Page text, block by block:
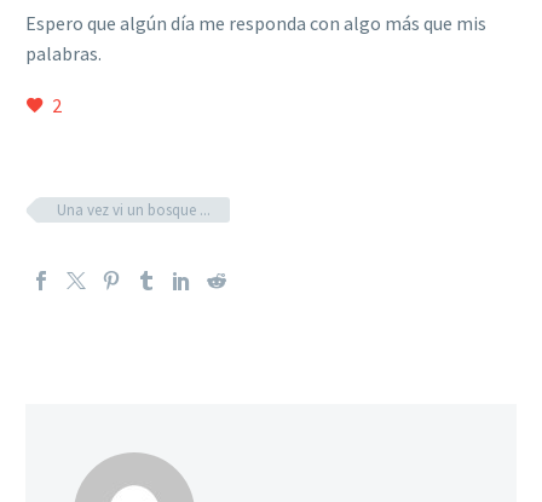
Espero que algún día me responda con algo más que mis
palabras.
2
Una vez vi un bosque ...